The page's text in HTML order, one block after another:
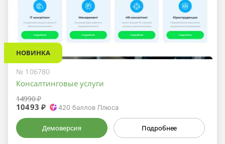
НОВИНКА
№ 106780
Консалтинговые услуги
14990 ₽
10493 ₽ 420 баллов Плюса
Демоверсия Подробнее